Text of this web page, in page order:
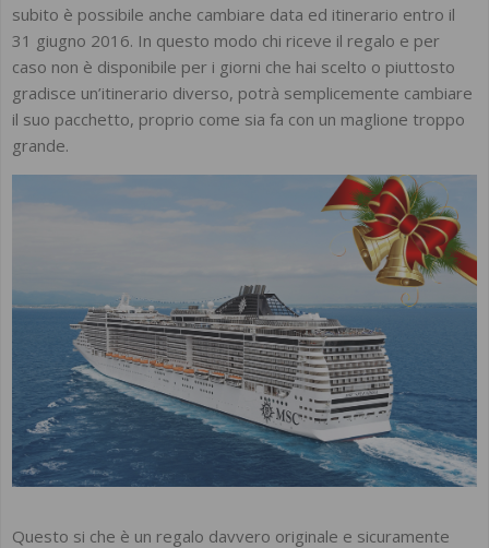
subito è possibile anche cambiare data ed itinerario entro il
31 giugno 2016. In questo modo chi riceve il regalo e per
caso non è disponibile per i giorni che hai scelto o piuttosto
gradisce un’itinerario diverso, potrà semplicemente cambiare
il suo pacchetto, proprio come sia fa con un maglione troppo
grande.
Questo si che è un regalo davvero originale e sicuramente